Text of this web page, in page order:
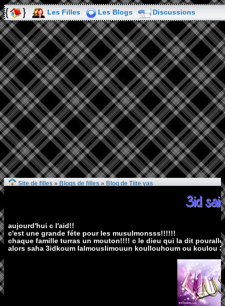
Les Filles Les Blogs Discussions
Site de filles » Blogs de filles » Blog de Tiite yas
3id
aujourd'hui c l'aid!!
c'est une grande féte pour les musulmonsss!!!!!!
chaque famille turras un mouton!!!! c le dieu qui la dit
alors saha 3idkoum lalmouslimouun koullouhoum ou koulou